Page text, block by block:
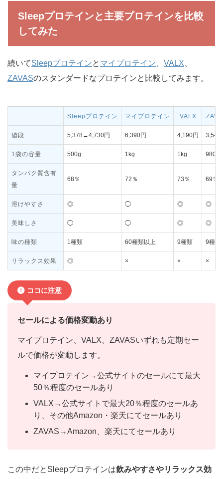
Sleepプロテインと主要プロテインを比較
してみた
続いてSleepプロテインと マイプロテイン VALX
ZAVASのスタンダードなプロテインと比較してみます。
Sleepプロテイン マイプロテイン VALX
値段 5,378→4,730円 6,390円 4,190円 3,540
1袋の容量 500g 1kg 1kg 980g
タンパク質含有
量
68％ 72％ 73％ 69％
溶けやすさ ◎ ◯ ◎ ◎
美味しさ ◯ ◯ ◎ ◎
味の種類 1種類 60種類以上 9種類 9種類
リラックス効果 ◎ × × ×
ココに注意
セールによる価格変動あり
マイプロテイン、VALX、ZAVASいずれも定期セー
ルで価格が変動します。
マイプロテイン→公式サイトのセールにて最大
50％程度のセールあり
VALX→公式サイトで最大20％程度のセールあ
り、その他Amazon・楽天にてセールあり
ZAVAS→Amazon、楽天にてセールあり
この中だとSleepプロテインは飲みやすさやリラックス効